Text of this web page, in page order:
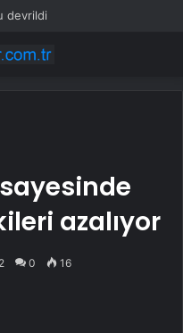
devrildi
azalıyor
0 16